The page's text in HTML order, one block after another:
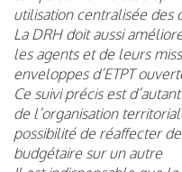
utilisation centralisée des
La DRH doit aussi
les agents et de leurs
enveloppes d’ETPT
Ce suivi précis est
de l’organisation
possibilité de réaffecter
budgétaire sur un autre